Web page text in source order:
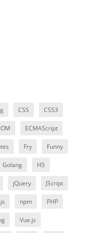
CSS CSS3
ECMAScript
Fry Funny
Golang H5
jQuery JScript
npm PHP
Vue.js